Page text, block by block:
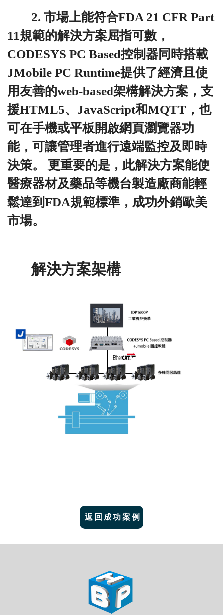
2. 市場上能符合FDA 21 CFR Part
11規範的解決方案屈指可數，
CODESYS PC Based控制器同時搭載
JMobile PC Runtime提供了經濟且使
用友善的web-based架構解決方案，支
援HTML5、JavaScript和MQTT，也
可在手機或平板開啟網頁瀏覽器功
能，可讓管理者進行遠端監控及即時
決策。 更重要的是，此解決方案能使
醫療器材及藥品等機台製造廠商能輕
鬆達到FDA規範標準，成功外銷歐美
市場。
解決方案架構
返回成功案例